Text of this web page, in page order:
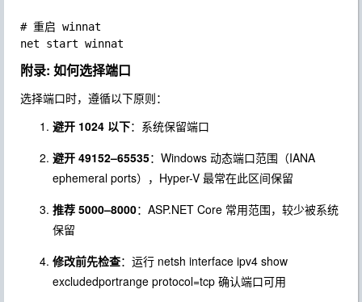
# 重启 winnat
附录: 如何选择端口
选择端口时，遵循以下原则：
避开 1024 以下：系统保留端口
避开 49152–65535：Windows 动态端口范围（IANA
ephemeral ports），Hyper-V 最常在此区间保留
推荐 5000–8000：ASP.NET Core 常用范围，较少被系统
保留
修改前先检查：运行 netsh interface ipv4 show
excludedportrange protocol=tcp 确认端口可用